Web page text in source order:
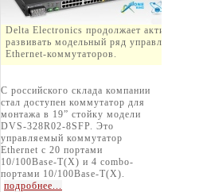
Delta Electronics продолжает активно
развивать модельный ряд управляемых
Ethernet-коммутаторов.
С российского склада компании
стал доступен коммутатор для
монтажа в 19” стойку модели
DVS-328R02-8SFP. Это
управляемый коммутатор
Ethernet с 20 портами
10/100Base-T(X) и 4 combo-
портами 10/100Base-T(X).
подробнее...